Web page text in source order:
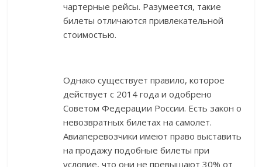
чартерные рейсы. Разумеется, такие
билеты отличаются привлекательной
стоимостью.
Однако существует правило, которое
действует с 2014 года и одобрено
Советом Федерации России. Есть закон о
невозвратных билетах на самолет.
Авиаперевозчики имеют право выставить
на продажу подобные билеты при
условие, что они не превышают 30% от